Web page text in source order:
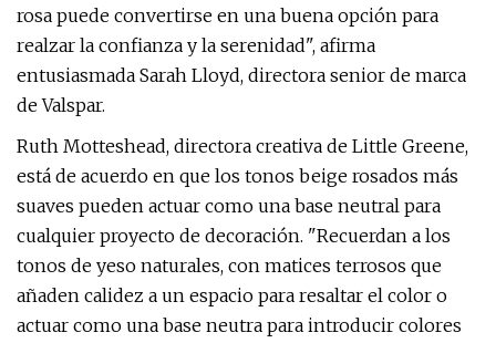
rosa puede convertirse en una buena opción para
realzar la confianza y la serenidad", afirma
entusiasmada Sarah Lloyd, directora senior de marca
de Valspar.
Ruth Motteshead, directora creativa de Little Greene,
está de acuerdo en que los tonos beige rosados ​​más
suaves pueden actuar como una base neutral para
cualquier proyecto de decoración. "Recuerdan a los
tonos de yeso naturales, con matices terrosos que
añaden calidez a un espacio para resaltar el color o
actuar como una base neutra para introducir colores